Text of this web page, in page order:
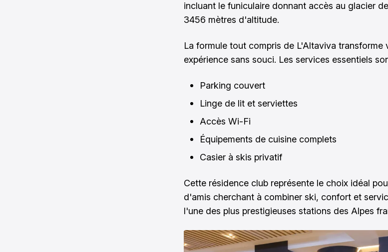
incluant le funiculaire donnant accès au glacier
3456 mètres d'altitude.
La formule tout compris de L'Altaviva transforme
expérience sans souci. Les services essentiels
Parking couvert
Linge de lit et serviettes
Accès Wi-Fi
Équipements de cuisine complets
Casier à skis privatif
Cette résidence club représente le choix idéal
d'amis cherchant à combiner ski, confort et
l'une des plus prestigieuses stations des Alpes